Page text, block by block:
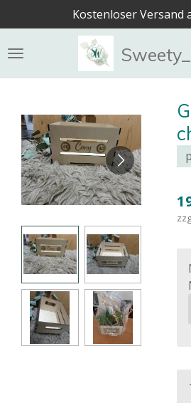
Hauptinhalt
springen
Kostenloser Versand